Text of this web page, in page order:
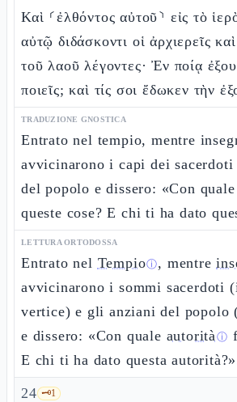
Καὶ ⸂ἐλθόντος αὐτοῦ⸃ εἰς τὸ
αὐτῷ διδάσκοντι οἱ ἀρχιερεῖς
τοῦ λαοῦ λέγοντες· Ἐν ποίᾳ
ποιεῖς; καὶ τίς σοι ἔδωκεν τὴν
TRADUZIONE GNOSTICA
Entrato nel tempio, mentre
avvicinarono i capi dei
del popolo e dissero: «Con
queste cose? E chi ti ha dato
LETTURA ORTODOSSA
Entrato nel Tempioⓘ, mentre
avvicinarono i sommi sacerdoti
vertice) e gli anziani del
e dissero: «Con quale autoritàⓘ
E chi ti ha dato questa
24 🗝️1